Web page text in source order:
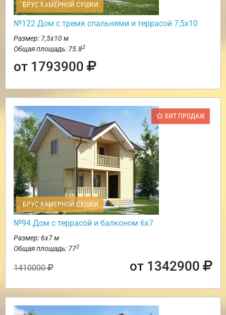
БРУС КАМЕРНОЙ СУШКИ
№122 Дом с тремя спальнями и террасой 7,5х10
Размер: 7,5х10 м
Общая площадь: 75.82
от 1793900
ХИТ ПРОДАЖ
БРУС КАМЕРНОЙ СУШКИ
№94 Дом с террасой и балконом 6х7
Размер: 6х7 м
Общая площадь: 772
1410000 от 1342900